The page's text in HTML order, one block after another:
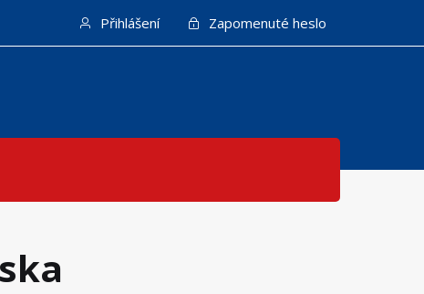
Přihlášení Zapomenuté heslo